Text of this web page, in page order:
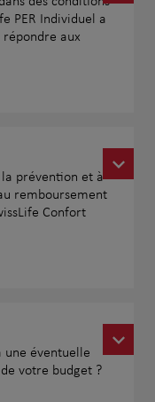
PER Individuel a
aux
la prévention et à
remboursement
Confort
une éventuelle
votre budget ?